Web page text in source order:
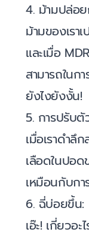
4. ม้ามปล่อย
ม้ามของเรา
และเมื่อ
สามารถใน
ยังไงยังงั้น!
5. การปรับ
เมื่อเราดำลึ
เลือดในปอ
เหมือนกับกา
6. ฉี่บ่อยขึ้น:
เอ๊ะ! เกี่ยวอ